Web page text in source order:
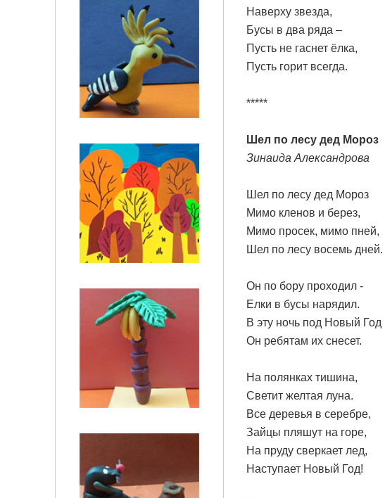
Наверху звезда,
Бусы в два ряда –
Пусть не гаснет ёлка,
Пусть горит всегда.
*****
Шел по лесу дед Мороз
Зинаида Александрова
Шел по лесу дед Мороз
Мимо кленов и берез,
Мимо просек, мимо пней,
Шел по лесу восемь дней.
Он по бору проходил -
Елки в бусы нарядил.
В эту ночь под Новый Год
Он ребятам их снесет.
На полянках тишина,
Светит желтая луна.
Все деревья в серебре,
Зайцы пляшут на горе,
На пруду сверкает лед,
Наступает Новый Год!